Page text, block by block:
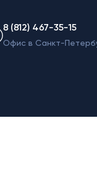
8 (812) 467-35-15
Офис в Санкт-